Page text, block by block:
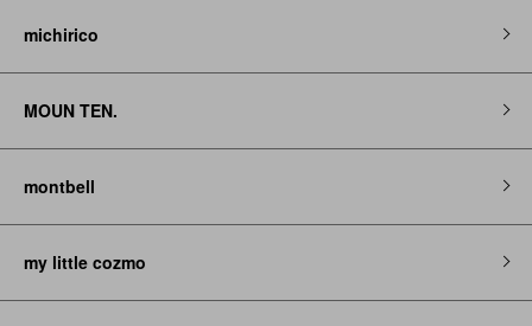
michirico
MOUN TEN.
montbell
my little cozmo